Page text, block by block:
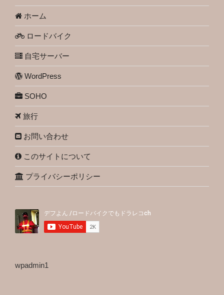
ホーム
ロードバイク
自宅サーバー
WordPress
SOHO
旅行
お問い合わせ
このサイトについて
プライバシーポリシー
wpadmin1